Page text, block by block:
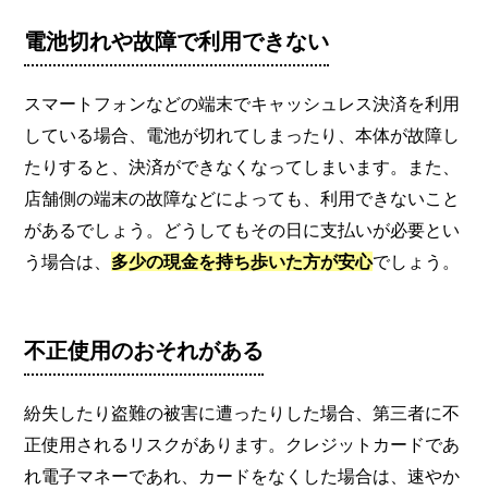
電池切れや故障で利用できない
スマートフォンなどの端末でキャッシュレス決済を利用
している場合、電池が切れてしまったり、本体が故障し
たりすると、決済ができなくなってしまいます。また、
店舗側の端末の故障などによっても、利用できないこと
があるでしょう。どうしてもその日に支払いが必要とい
う場合は、 多少の現金を持ち歩いた方が安心でしょう。
不正使用のおそれがある
紛失したり盗難の被害に遭ったりした場合、第三者に不
正使用されるリスクがあります。クレジットカードであ
れ電子マネーであれ、カードをなくした場合は、速やか